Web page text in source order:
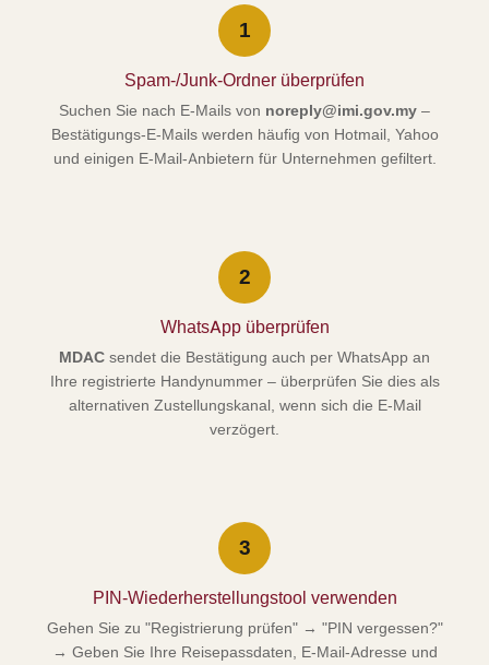
1
Spam-/Junk-Ordner überprüfen
Suchen Sie nach E-Mails von noreply@imi.gov.my –
Bestätigungs-E-Mails werden häufig von Hotmail, Yahoo
und einigen E-Mail-Anbietern für Unternehmen gefiltert.
2
WhatsApp überprüfen
MDAC sendet die Bestätigung auch per WhatsApp an
Ihre registrierte Handynummer – überprüfen Sie dies als
alternativen Zustellungskanal, wenn sich die E-Mail
verzögert.
3
PIN-Wiederherstellungstool verwenden
Gehen Sie zu "Registrierung prüfen" → "PIN vergessen?"
→ Geben Sie Ihre Reisepassdaten, E-Mail-Adresse und